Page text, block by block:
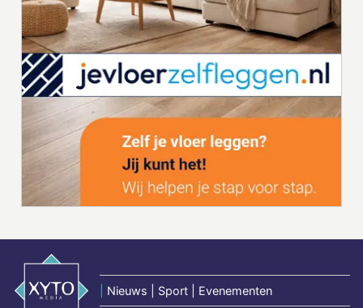
Nieuws | Sport | Evenementen